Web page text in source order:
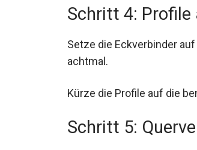
Schritt 4: Profile
Setze die Eckverbinder
achtmal.
Kürze die Profile auf die
Schritt 5: